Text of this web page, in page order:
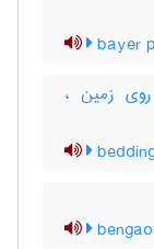
bayer
زمین ،